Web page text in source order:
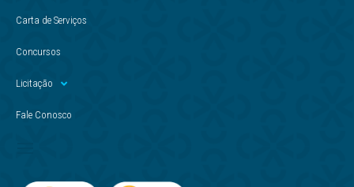
Carta de Serviços
Concursos
Licitação
Fale Conosco